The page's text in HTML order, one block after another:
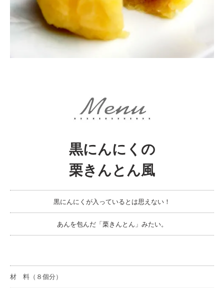
黒にんにくの
栗きんとん風
黒にんにくが入っているとは思えない！
あんを包んだ「栗きんとん」みたい。
材 料（８個分）